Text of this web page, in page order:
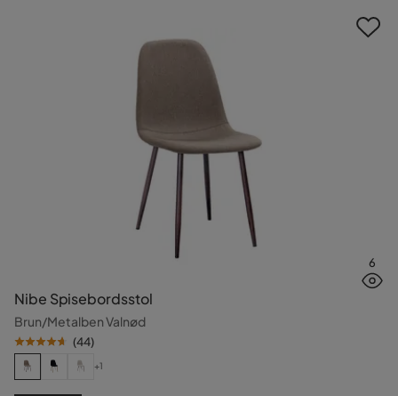
6
Nibe Spisebordsstol
Brun/Metalben Valnød
(44)
+1